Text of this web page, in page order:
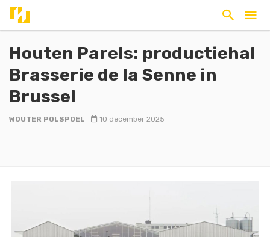
Houten Parels: productiehal
Brasserie de la Senne in
Brussel
WOUTER POLSPOEL 10 december 2025